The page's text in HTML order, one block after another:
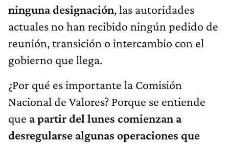
ninguna designación, las autoridades
actuales no han recibido ningún pedido de
reunión, transición o intercambio con el
gobierno que llega.
¿Por qué es importante la Comisión
Nacional de Valores? Porque se entiende
que a partir del lunes comienzan a
desregularse algunas operaciones que